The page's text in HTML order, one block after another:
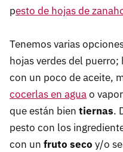
pesto de hojas de
Tenemos varias
hojas verdes del puerro;
con un poco de aceite,
cocerlas en aguao
que están bien tiernas.
pesto con los
con un fruto seco y/o